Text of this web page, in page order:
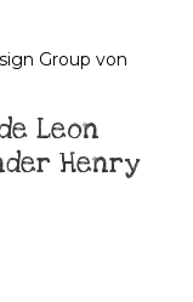
Leon
Henry